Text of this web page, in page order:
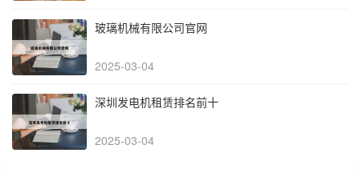
玻璃机械有限公司官网
2025-03-04
深圳发电机租赁排名前十
2025-03-04